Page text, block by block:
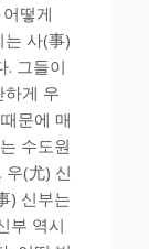
떻게
는 사(事)
. 그들이
하게 우
문에 매
수도원
우(尤) 신
) 신부는
부 역시